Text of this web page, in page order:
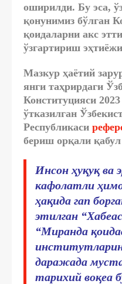
оширилди. Бу эса,
қонунимиз бўлган
қоидаларни акс
ўзгартириш
Мазкур ҳаётий
янги таҳрирдаги
Конституцияси
ўтказилган
Республикаси
бериш орқали
Инсон ҳуқуқ ва
кафолатли
ҳақида гап
этилган
“Миранда
даражада
тарихий воқеа